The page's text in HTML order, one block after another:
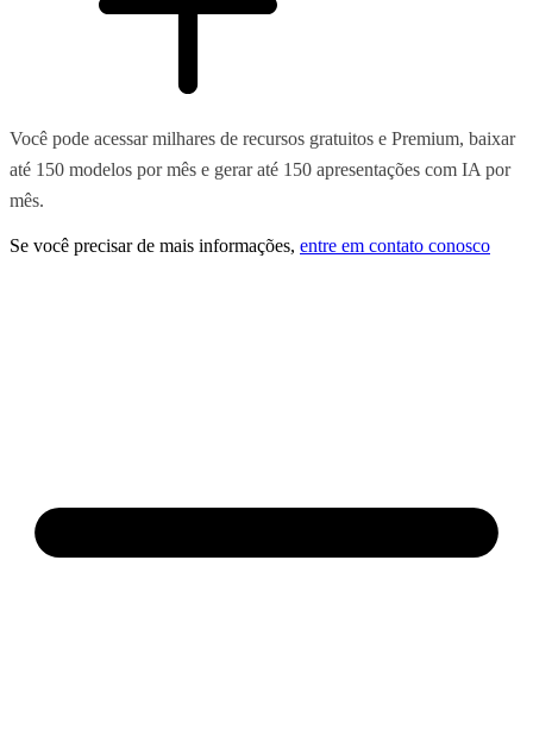
Você pode acessar milhares de recursos gratuitos e Premium, baixar
até 150 modelos por mês e gerar até 150 apresentações com IA por
mês.
Se você precisar de mais informações, entre em contato conosco